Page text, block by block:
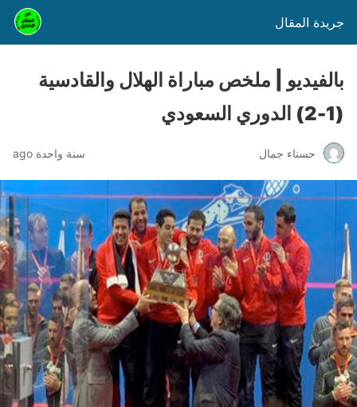
جريدة المقال
بالفيديو | ملخص مباراة الهلال والقادسية
(1-2) الدوري السعودي
حسناء جمال سنة واحدة ago